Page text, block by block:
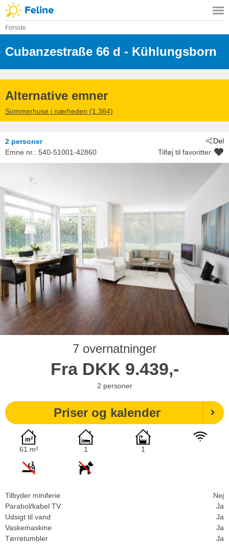
Forside
Cubanzestraße 66 d
- 18225
- Kühlungsborn
Alternative emner
Sommerhuse i nærheden (1.364)
Del
2 personer
Emne nr.: 540-51001-42860 Tilføj til favoritter
7 overnatninger
Fra DKK 9.439,-
2 personer
Priser og kalender
61 m² 1 1
Tilbyder miniferie
Nej
Parabol/kabel TV
Ja
Udsigt til vand
Ja
Vaskemaskine
Ja
Tørretumbler
Ja